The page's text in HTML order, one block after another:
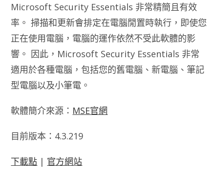
Microsoft Security Essentials 非常精簡且有效
率。 掃描和更新會排定在電腦閒置時執行，即使您
正在使用電腦，電腦的運作依然不受此軟體的影
響。 因此，Microsoft Security Essentials 非常
適用於各種電腦，包括您的舊電腦、新電腦、筆記
型電腦以及小筆電。
軟體簡介來源： MSE官網
目前版本：4.3.219
下載點 | 官方網站